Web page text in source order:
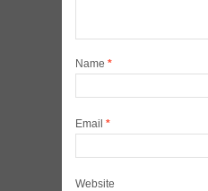
Name *
Email *
Website